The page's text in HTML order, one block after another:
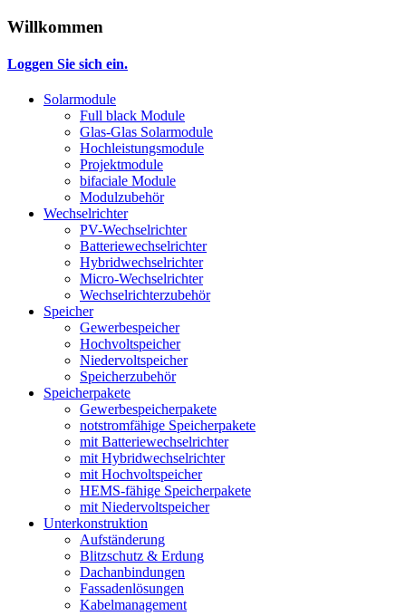
Willkommen
Loggen Sie sich ein.
Solarmodule
Full black Module
Glas-Glas Solarmodule
Hochleistungsmodule
Projektmodule
bifaciale Module
Modulzubehör
Wechselrichter
PV-Wechselrichter
Batteriewechselrichter
Hybridwechselrichter
Micro-Wechselrichter
Wechselrichterzubehör
Speicher
Gewerbespeicher
Hochvoltspeicher
Niedervoltspeicher
Speicherzubehör
Speicherpakete
Gewerbespeicherpakete
notstromfähige Speicherpakete
mit Batteriewechselrichter
mit Hybridwechselrichter
mit Hochvoltspeicher
HEMS-fähige Speicherpakete
mit Niedervoltspeicher
Unterkonstruktion
Aufständerung
Blitzschutz & Erdung
Dachanbindungen
Fassadenlösungen
Kabelmanagement